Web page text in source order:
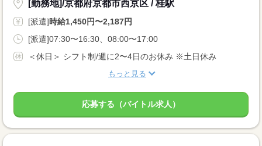
[勤務地]/京都府京都市西京区 / 桂駅
[派遣]時給1,450円〜2,187円
[派遣]07:30〜16:30、08:00〜17:00
＜休日＞ シフト制/週に2〜4日のお休み ※土日休み
もっと見る
応募する（バイトル求人）